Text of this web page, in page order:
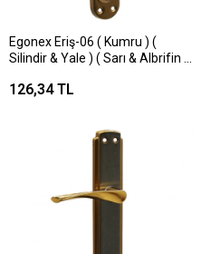
Egonex Eriş-06 ( Kumru ) (
Silindir & Yale ) ( Sarı & Albrifin )
126,34 TL